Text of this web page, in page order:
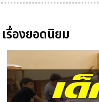
เรื่องยอดนิยม